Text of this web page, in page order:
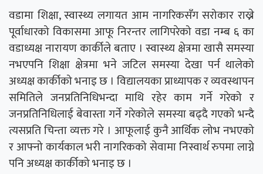
वडामा शिक्षा, स्वास्थ्य लगायत आम नागरिकसँग सरोकार राख्ने
पूर्वाधारको विकासमा आफू निरन्तर लागिपरेको वडा नम्ब ६ का
वडाध्यक्ष नारायण कार्कीले बताए । स्वास्थ्य क्षेत्रमा खासै समस्या
नभएपनि शिक्षा क्षेत्रमा भने जटिल समस्या देखा पर्न थालेको
अध्यक्ष कार्कीको भनाइ छ । विद्यालयका प्राध्यापक र व्यवस्थापन
समितिले जनप्रतिनिधिभन्दा माथि रहेर काम गर्ने गरेको र
जनप्रतिनिधिलाई बेवास्ता गर्ने गरेकोले समस्या बढ्दै गएको भन्दै
त्यसप्रति चिन्ता व्यक्त गरे । आफूलाई कुनै आर्थिक लोभ नभएको
र आफ्नो कार्यकाल भरी नागरिकको सेवामा निस्वार्थ रुपमा लाग्ने
पनि अध्यक्ष कार्कीको भनाइ छ ।